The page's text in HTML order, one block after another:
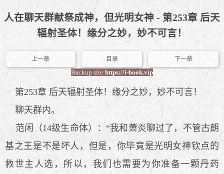
人在聊天群献祭成神，但光明女神 - 第253章 后天
辐射圣体！缘分之妙，妙不可言！
上一章 目录 下一章
Backup site:https://i-book.vip
第253章 后天辐射圣体！缘分之妙，妙不可言！
聊天群内。
范闲（14级生命体）：“我和萧炎聊过了，不管古朗
基之王是不是坏人，但是，你毕竟是光明女神钦点的
救世主人选，所以，我们也需要为你准备一颗丹药